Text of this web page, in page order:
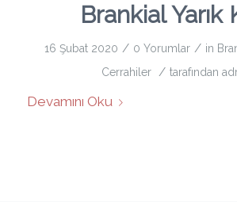
Brankial Yarık
16 Şubat 2020 / 0 Yorumlar / in
Cerrahiler / tarafından
Devamını Oku